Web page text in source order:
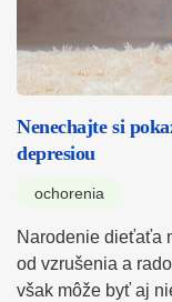
Nenechajte si
depresiou
ochorenia
Narodenie dieťaťa
od vzrušenia a
však môže byť aj